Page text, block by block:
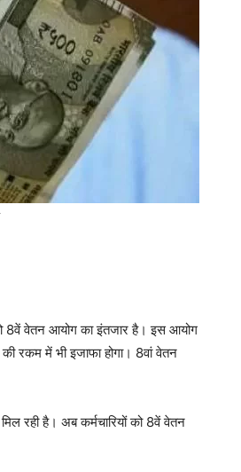
8वें वेतन आयोग का इंतजार है। इस आयोग
रकम में भी इजाफा होगा। 8वां वेतन
रही है। अब कर्मचारियों को 8वें वेतन